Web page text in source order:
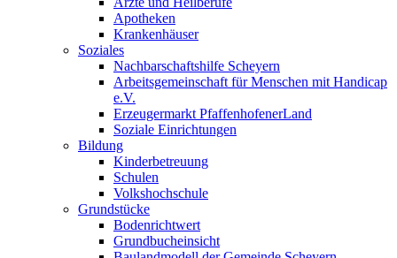
Apotheken
Krankenhäuser
Soziales
Nachbarschaftshilfe Scheyern
Arbeitsgemeinschaft für Menschen mit Handicap
e.V.
Erzeugermarkt PfaffenhofenerLand
Soziale Einrichtungen
Bildung
Kinderbetreuung
Schulen
Volkshochschule
Grundstücke
Bodenrichtwert
Grundbucheinsicht